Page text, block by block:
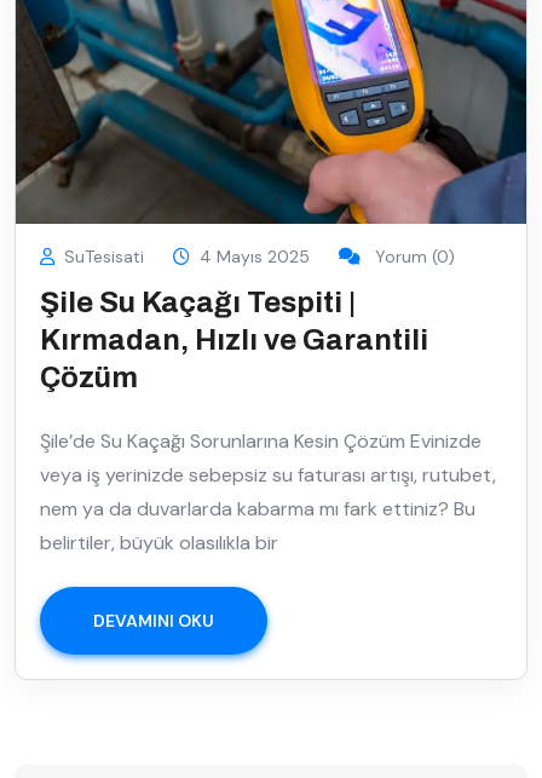
SuTesisati 4 Mayıs 2025 Yorum (0)
Şile Su Kaçağı Tespiti |
Kırmadan, Hızlı ve Garantili
Çözüm
Şile’de Su Kaçağı Sorunlarına Kesin Çözüm Evinizde
veya iş yerinizde sebepsiz su faturası artışı, rutubet,
nem ya da duvarlarda kabarma mı fark ettiniz? Bu
belirtiler, büyük olasılıkla bir
DEVAMINI OKU